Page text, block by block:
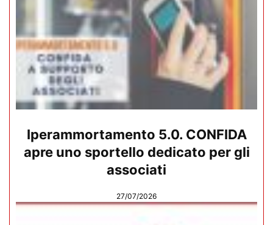
Iperammortamento 5.0. CONFIDA
apre uno sportello dedicato per gli
associati
27/07/2026